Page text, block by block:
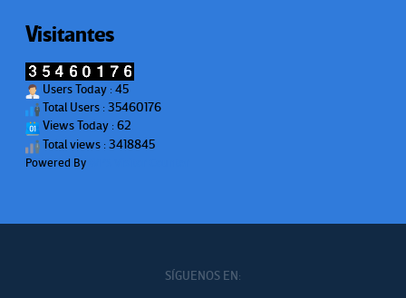
Visitantes
Users Today : 45
Total Users : 35460176
Views Today : 62
Total views : 3418845
Powered By
SÍGUENOS EN: